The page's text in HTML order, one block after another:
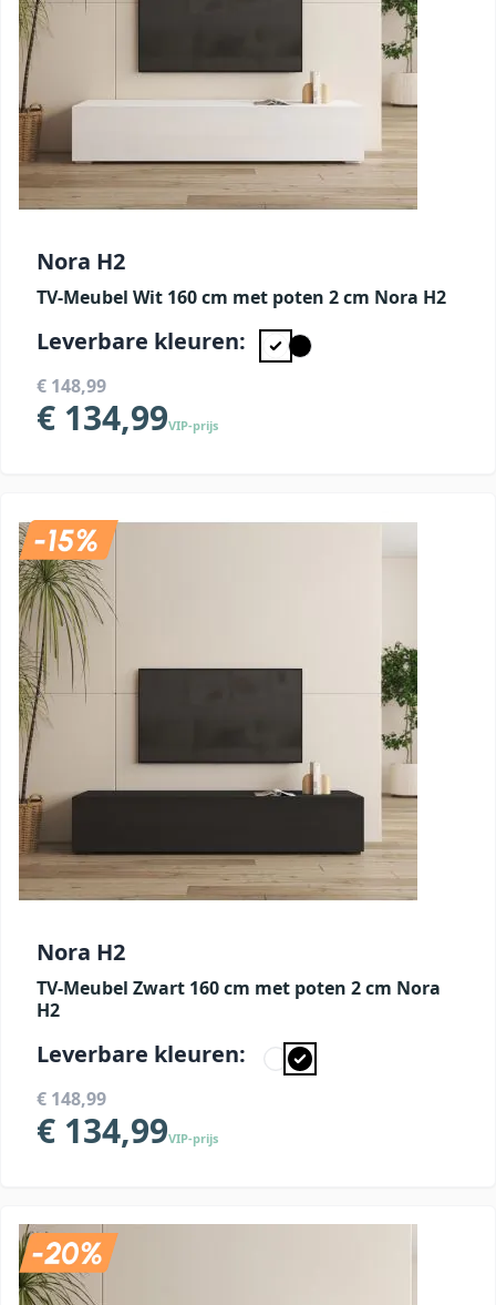
Nora H2
TV-Meubel Wit 160 cm met poten 2 cm Nora H2
Leverbare kleuren:
€ 148,99
€ 134,99VIP-prijs
Nora H2
TV-Meubel Zwart 160 cm met poten 2 cm Nora
H2
Leverbare kleuren:
€ 148,99
€ 134,99VIP-prijs